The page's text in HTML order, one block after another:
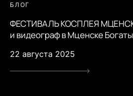
БЛОГ
ФЕСТИВАЛЬ КОСПЛЕЯ
и видеограф в Мценске
22 августа 2025